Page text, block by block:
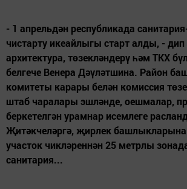
- 1 апрельдән республикада
чистарту икеайлыгы старт алды, - дип
архитектура, төзекләндерү һәм ТКХ
белгече Венера Дәүләтшина. Район
комитеты карары белән комиссия
штаб чаралары эшләнде, оешмалар,
беркетелгән урамнар исемлеге
Җитәкчеләргә, җирлек башлыкларына
участок чикләреннән 25 метрлы
санитария...